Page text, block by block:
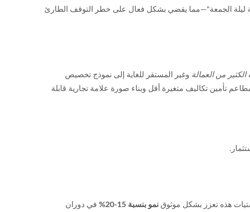
ليلة الجمعة"—مما يقضي بشكل فعال على خطر التوقف الطارئ
من العمالة وغير المستقر للغاية إلى نموذج تخصيص
تأمين تكاليف متغيرة أقل وبناء صورة علامة تجارية قابلة
هذه تعزز بشكل موثوق نمو بنسبة 15-20% في دوران